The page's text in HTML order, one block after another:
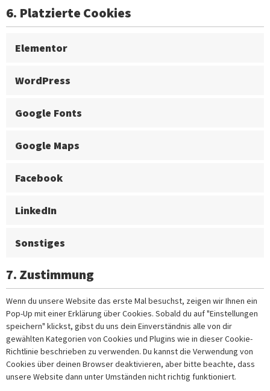
6. Platzierte Cookies
Elementor
WordPress
Google Fonts
Google Maps
Facebook
LinkedIn
Sonstiges
7. Zustimmung
Wenn du unsere Website das erste Mal besuchst, zeigen wir Ihnen ein
Pop-Up mit einer Erklärung über Cookies. Sobald du auf "Einstellungen
speichern" klickst, gibst du uns dein Einverständnis alle von dir
gewählten Kategorien von Cookies und Plugins wie in dieser Cookie-
Richtlinie beschrieben zu verwenden. Du kannst die Verwendung von
Cookies über deinen Browser deaktivieren, aber bitte beachte, dass
unsere Website dann unter Umständen nicht richtig funktioniert.